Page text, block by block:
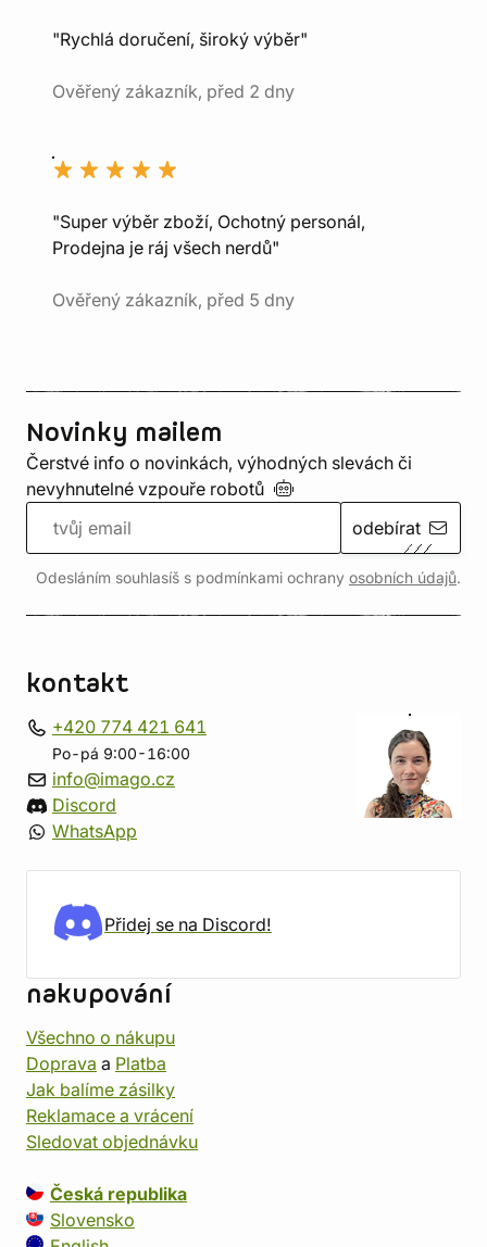
"Rychlá doručení, široký výběr"
Ověřený zákazník, před 2 dny
"Super výběr zboží, Ochotný personál,
Prodejna je ráj všech nerdů"
Ověřený zákazník, před 5 dny
Novinky mailem
Čerstvé info o novinkách, výhodných slevách či
nevyhnutelné vzpouře robotů
odebírat
Odesláním souhlasíš s podmínkami ochrany osobních údajů.
kontakt
+420 774 421 641
Po-pá 9:00-16:00
info@imago.cz
Discord
WhatsApp
Přidej se na Discord!
nakupování
Všechno o nákupu
Doprava a Platba
Jak balíme zásilky
Reklamace a vrácení
Sledovat objednávku
Česká republika
Slovensko